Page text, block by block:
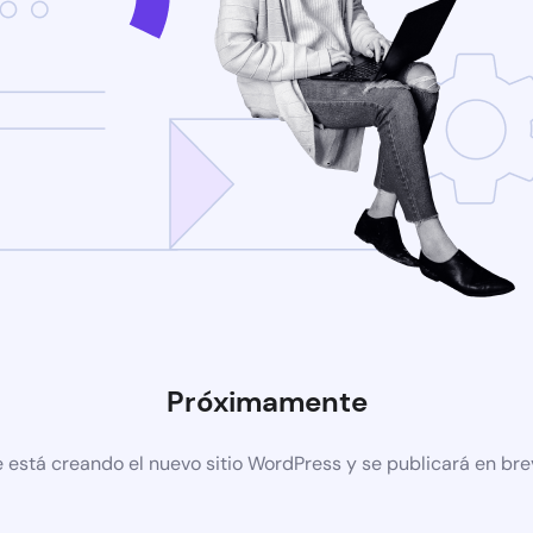
Próximamente
está creando el nuevo sitio WordPress y se publicará en